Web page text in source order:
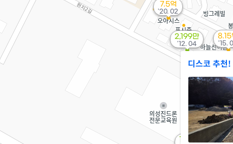
7.5억
'20. 02
8.15
'15.
2,199만
'12. 04
141만
디스코 추천!